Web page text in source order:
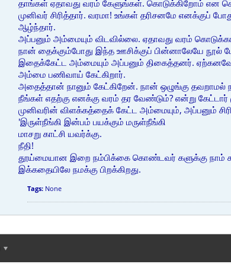
தாங்கள் ஏதாவது வரம் கேளுங்கள். கொடுக்கிறோம் என
முனிவர் சிரித்தார். வரமா! உங்கள் தரிசனமே எனக்குப்
ஆழ்ந்தார்.
அப்பனும் அம்மையும் விடவில்லை. ஏதாவது வரம்
நான் தைக்கும்போது இந்த ஊசிக்குப் பின்னாலேயே நூல்
இதைக்கேட்ட அம்மையும் அப்பனும் திகைத்தனர்.
அம்மை பணிவாய் கேட்கிறார்.
அதைத்தான் நானும் கேட்கிறேன். நான் ஒழுங்கு தவறாமல்
நீங்கள் எதற்கு எனக்கு வரம் தர வேண்டும்? என்று கேட்டார்
முனிவரின் விளக்கத்தைக் கேட்ட அம்மையும், அப்பனும்
'இருள்நீங்கி இன்பம் பயக்கும் மருள்நீங்கி
மாசறு காட்சி யவர்க்கு.
நீதி!
தூய்மையான இறை நம்பிக்கை கொண்டவர் களுக்கு நாம்
இக்கதையிலே நமக்கு பிறக்கிறது.
Tags: None